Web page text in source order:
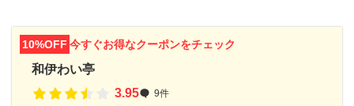
10%OFF 今すぐお得なクーポンをチェック
和伊わい亭
3.95
9件